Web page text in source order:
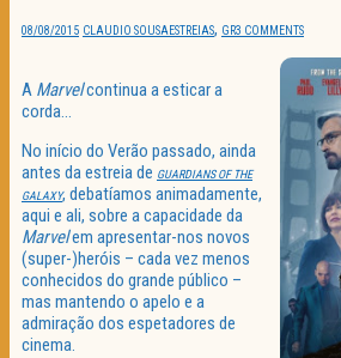
08/08/2015 CLAUDIO SOUSAESTREIAS, GR3 COMMENTS
A Marvelcontinua a esticar a
corda…
No início do Verão passado, ainda
antes da estreia de GUARDIANS OF THE
GALAXY, debatíamos animadamente,
aqui e ali, sobre a capacidade da
Marvelem apresentar-nos novos
(super-)heróis – cada vez menos
conhecidos do grande público –
mas mantendo o apelo e a
admiração dos espetadores de
cinema.